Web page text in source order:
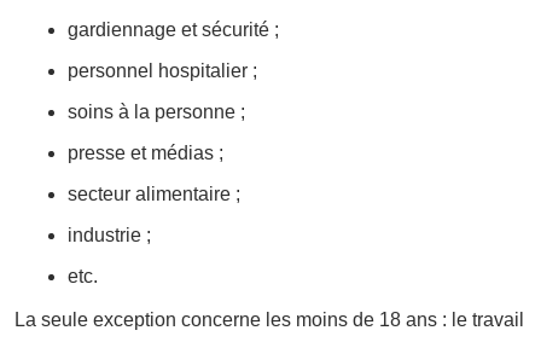
gardiennage et sécurité ;
personnel hospitalier ;
soins à la personne ;
presse et médias ;
secteur alimentaire ;
industrie ;
etc.
La seule exception concerne les moins de 18 ans : le travail